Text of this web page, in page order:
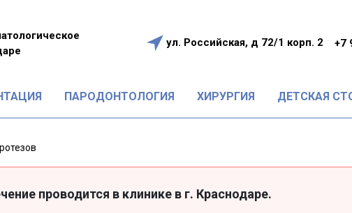
ул. Российская, д 72/1 корп. 2 +7
ПАРОДОНТОЛОГИЯ ХИРУРГИЯ ДЕТСКАЯ
проводится в клинике в г. Краснодаре.